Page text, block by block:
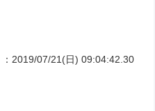
：2019/07/21(日) 09:04:42.30